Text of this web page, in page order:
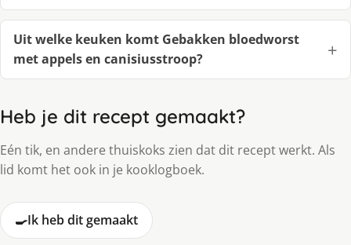
Uit welke keuken komt Gebakken bloedworst
met appels en canisiusstroop?
Heb je dit recept gemaakt?
Eén tik, en andere thuiskoks zien dat dit recept werkt. Als
lid komt het ook in je kooklogboek.
🍳Ik heb dit gemaakt